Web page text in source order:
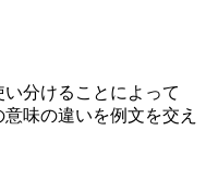
分けることによって
味の違いを例文を交え